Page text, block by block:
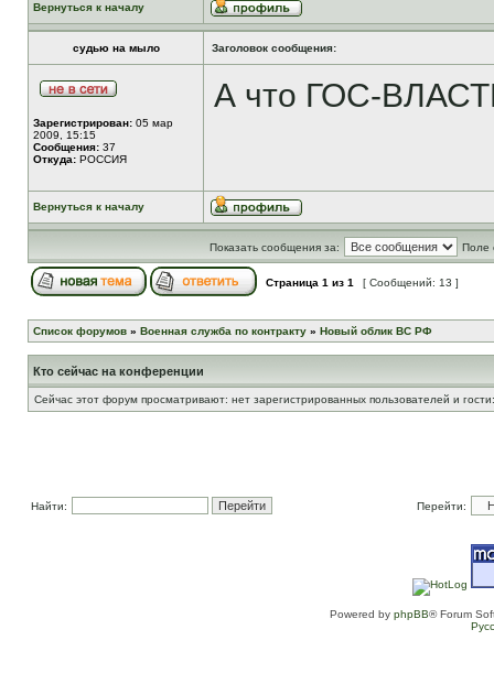
Вернуться к началу
судью на мыло Заголовок сообщения:
Зарегистрирован: 05 мар
2009, 15:15
Сообщения: 37
Откуда: РОССИЯ
А что ГОС-
Вернуться к началу
Показать сообщения за: Поле
Страница 1 из 1 [ Сообщений: 13 ]
Список форумов » Военная служба по контракту » Новый облик ВС РФ
Кто сейчас на конференции
Сейчас этот форум просматривают: нет зарегистрированных пользователей и
Найти: Перейти:
Powered by phpBB® Forum